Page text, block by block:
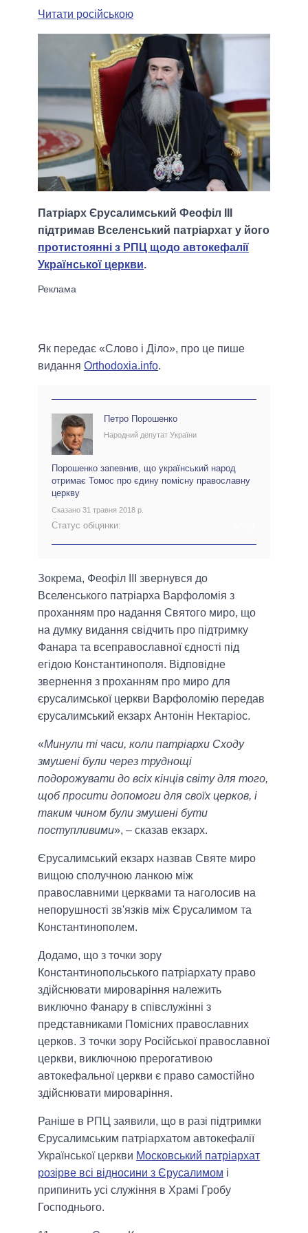
Читати російською
Патріарх Єрусалимський Феофіл ІІІ
підтримав Вселенський патріархат у його
протистоянні з РПЦ щодо автокефалії
Української церкви.
Як передає «Слово і Діло», про це пише
видання Оrthodoxia.info.
Петро Порошенко
Народний депутат України
Порошенко запевнив, що український народ
отримає Томос про єдину помісну православну
церкву
Сказано 31 травня 2018 р.
Статус обіцянки:
Зокрема, Феофіл ІІІ звернувся до
Вселенського патріарха Варфоломія з
проханням про надання Святого миро, що
на думку видання свідчить про підтримку
Фанара та всеправославної єдності під
егідою Константинополя. Відповідне
звернення з проханням про миро для
єрусалимської церкви Варфоломію передав
єрусалимський екзарх Антонін Нектаріос.
«Минули ті часи, коли патріархи Сходу
змушені були через труднощі
подорожувати до всіх кінців світу для того,
щоб просити допомоги для своїх церков, і
таким чином були змушені бути
поступливими», – сказав екзарх.
Єрусалимський екзарх назвав Святе миро
вищою сполучною ланкою між
православними церквами та наголосив на
непорушності зв'язків між Єрусалимом та
Константинополем.
Додамо, що з точки зору
Константинопольського патріархату право
здійснювати мироваріння належить
виключно Фанару в співслужінні з
представниками Помісних православних
церков. З точки зору Російської православної
церкви, виключною прерогативою
автокефальної церкви є право самостійно
здійснювати мироваріння.
Раніше в РПЦ заявили, що в разі підтримки
Єрусалимським патріархатом автокефалії
Української церкви Московський патріархат
розірве всі відносини з Єрусалимом і
припинить усі служіння в Храмі Гробу
Господнього.